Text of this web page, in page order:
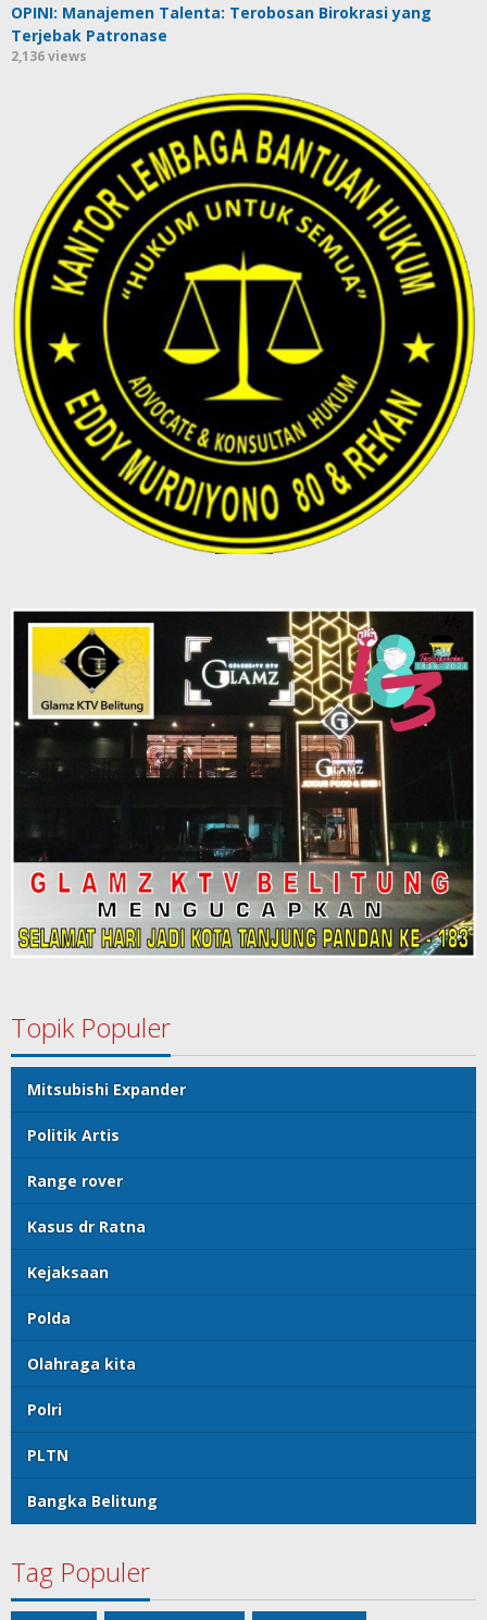
OPINI: Manajemen Talenta: Terobosan Birokrasi yang
Terjebak Patronase
2,136 views
Topik Populer
Mitsubishi Expander
Politik Artis
Range rover
Kasus dr Ratna
Kejaksaan
Polda
Olahraga kita
Polri
PLTN
Bangka Belitung
Tag Populer